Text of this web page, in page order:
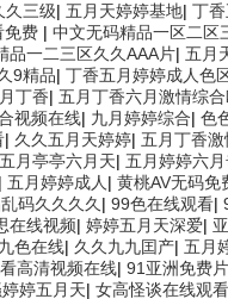
久三级| 五月天婷婷基地| 丁
免费 | 中文无码精品一区二区
品一二三区久久AAA片| 五月
9精品| 丁香五月婷婷成人色
丁香| 五月丁香六月激情综
视频在线| 九月婷婷综合| 色
| 久久五月天婷婷| 五月丁香
五月亭亭六月天| 五月婷婷六
| 五月婷婷成人 | 黄桃AV无码免
码久久久久 | 99色在线观看|
在线视频| 婷婷五月天深爱|
色在线| 久久九九囯产| 五月
高清视频在线| 91亚洲免费片
婷五月天| 女高怪谈在线观看